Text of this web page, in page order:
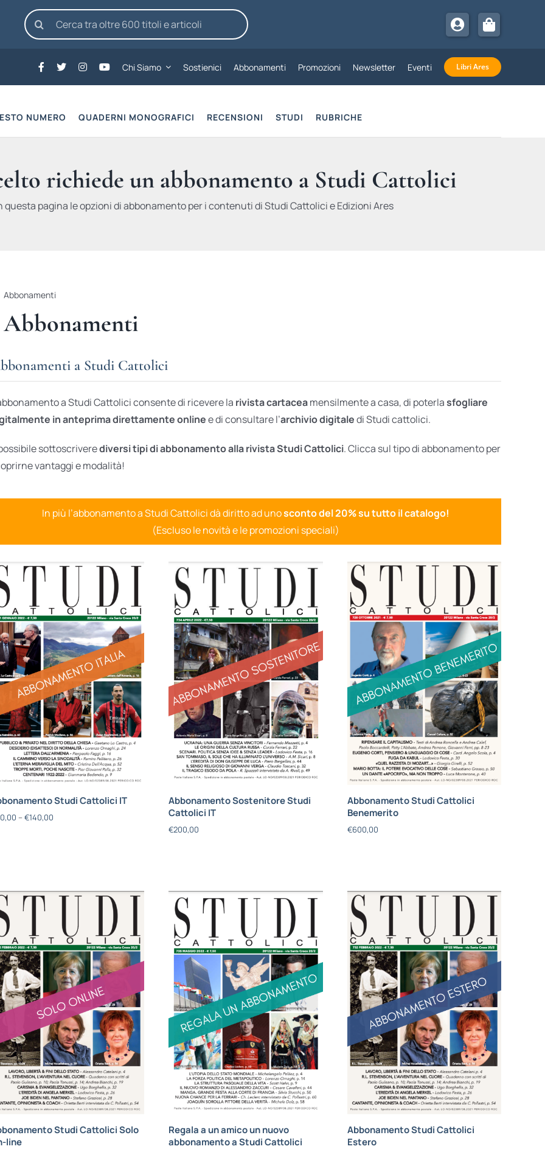
Cerca
per:
Chi Siamo Sostienici Abbonamenti Promozioni Newsletter Eventi Libri Ares
NUMERO QUADERNI MONOGRAFICI RECENSIONI STUDI RUBRICHE
richiede un abbonamento a Studi Cattolici
questa pagina le opzioni di abbonamento per i contenuti di Studi Cattolici e Edizioni Ares
Abbonamenti
Abbonamenti
a Studi Cattolici
a Studi Cattolici consente di ricevere la rivista cartaceamensilmente a casa, di poterlasfogliare
in anteprima direttamente onlinee di consultare l’archivio digitaledi Studi cattolici.
sottoscriverediversi tipi di abbonamento alla rivista Studi Cattolici. Clicca sul tipo di abbonamento per
vantaggi e modalità!
In più l’abbonamento a Studi Cattolici dà diritto ad unosconto del 20% su tutto il catalogo!
(Escluso le novità e le promozioni speciali)
Studi Cattolici IT
– €140,00
Abbonamento Sostenitore Studi
Cattolici IT
€200,00
Abbonamento Studi Cattolici
Benemerito
€600,00
Studi Cattolici Solo
line
Regala a un amico un nuovo
abbonamento a Studi Cattolici
Abbonamento Studi Cattolici
Estero